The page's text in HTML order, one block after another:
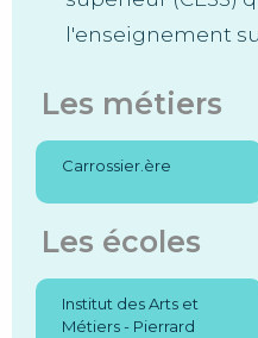
l'enseignement
Les métiers
Carrossier.ère
Les écoles
Institut des Arts et
Métiers - Pierrard